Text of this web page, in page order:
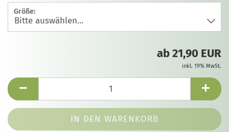
Größe:
ab 21,90 EUR
inkl. 19% MwSt.